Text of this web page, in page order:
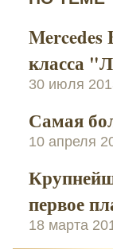
Mercedes
класса
30 июля
Самая
10 апреля
первое
18 марта